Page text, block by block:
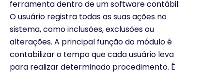
ferramenta dentro de um software contábil:
O usuário registra todas as suas ações no
sistema, como inclusões, exclusões ou
alterações. A principal função do módulo é
contabilizar o tempo que cada usuário leva
para realizar determinado procedimento. É